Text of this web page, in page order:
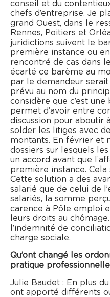
conseil et du
chefs d’entreprise. Je
grand Ouest, dans le
Rennes, Poitiers et
juridictions suivent le
première instance ou en
rencontré de cas dans
écarté ce barème au
par le demandeur
prévu au nom du
considère que c’est une
permet d’avoir entre
discussion pour aboutir
solder les litiges avec
montants. En février et
dossiers sur lesquels
un accord avant que
première instance.
Cette solution a des
salarié que de celui de
salariés, la somme
carence à Pôle emploi
leurs droits au
l’indemnité de
charge sociale.
Qu’ont changé les
pratique
Julie Baudet : En plus
ont apporté différents